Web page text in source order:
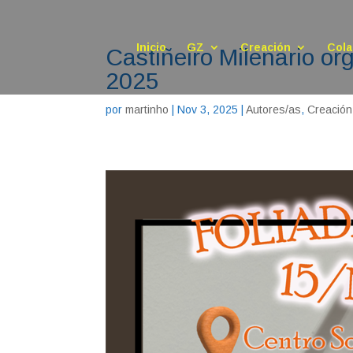
Inicio GZ Creación
Castiñeiro Milenario
2025
pormartinho |Nov 3, 2025 |Autores/as,Creación